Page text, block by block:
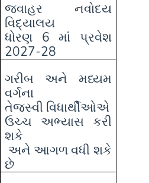
જવાહર નવોદય
વિદ્યાલય
ધોરણ 6 માં પ્રવેશ
2027-28
ગરીબ અને મધ્યમ
વર્ગના
તેજસ્વી વિધાર્થીઓએ
ઉચ્ચ અભ્યાસ કરી
શકે
અને આગળ વધી શકે
છે